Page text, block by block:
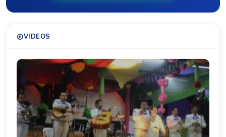
VIDEOS